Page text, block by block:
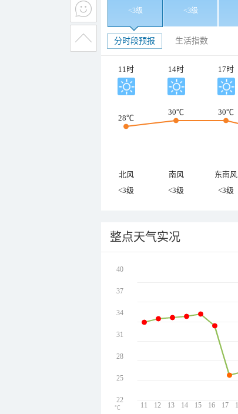
<3级 <3级
分时段预报 生活指数
11时 14时 17时
28℃
30℃
30℃
北风 南风 东南风
<3级
<3级 <3级
整点天气实况
11 12 13 14 15 16 17
40
37
34
31
28
25
22
℃